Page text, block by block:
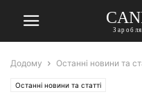
Додому Останні новини та
Останні новини та статті